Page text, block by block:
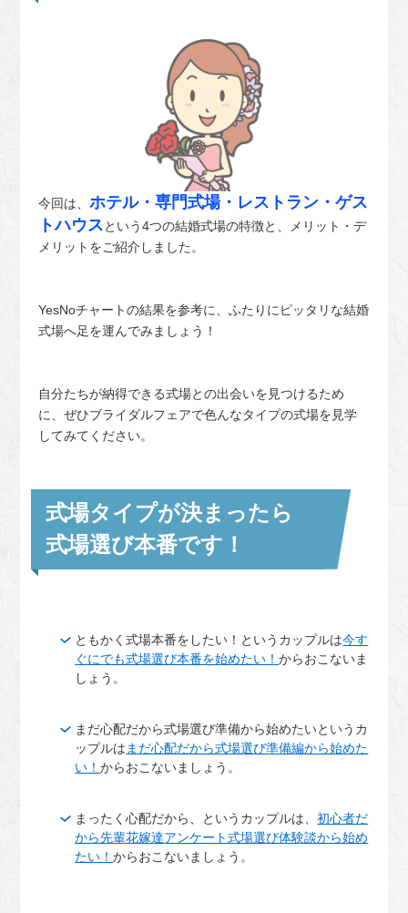
今回は、ホテル・専門式場・レストラン・ゲス
トハウスという4つの結婚式場の特徴と、メリット・デ
メリットをご紹介しました。
YesNoチャートの結果を参考に、ふたりにピッタリな結婚
式場へ足を運んでみましょう！
自分たちが納得できる式場との出会いを見つけるため
に、ぜひブライダルフェアで色んなタイプの式場を見学
してみてください。
式場タイプが決まったら
式場選び本番です！
ともかく式場本番をしたい！というカップルは今す
ぐにでも式場選び本番を始めたい！からおこないま
しょう。
まだ心配だから式場選び準備から始めたいというカ
ップルはまだ心配だから式場選び準備編から始めた
い！からおこないましょう。
まったく心配だから、というカップルは、初心者だ
から先輩花嫁達アンケート式場選び体験談から始め
たい！からおこないましょう。